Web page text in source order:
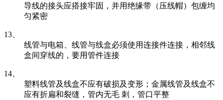
导线的接头应搭接牢固，并用绝缘带（压线帽）包缠均
匀紧密
13、
线管与电箱、线管与线盒必须使用连接件连接，相邻线
盒间穿线的，要用管件连接
14、
塑料线管及线盒不应有破损及变形；金属线管及线盒不
应有折扁和裂缝，管内无毛 刺，管口平整